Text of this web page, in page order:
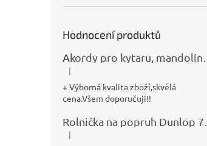
Hodnocení produktů
Hodnocení produktu je 5 z 5 hvězdiček.
|
+ Výborná kvalita zboží,skvělá
cena.Všem doporučuji!!
Hodnocení produktu je 5 z 5 hvězdiček.
|